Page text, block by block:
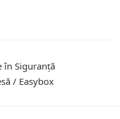
în Siguranță
/ Easybox